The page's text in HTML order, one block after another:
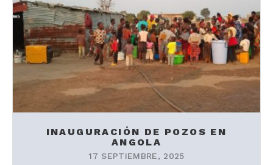
INAUGURACIÓN DE POZOS EN
ANGOLA
17 SEPTIEMBRE, 2025